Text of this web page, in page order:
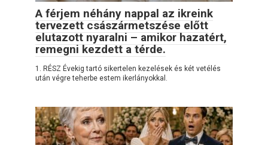
A férjem néhány nappal az ikreink
tervezett császármetszése előtt
elutazott nyaralni – amikor hazatért,
remegni kezdett a térde.
1. RÉSZ Évekig tartó sikertelen kezelések és két vetélés
után végre teherbe estem ikerlányokkal.